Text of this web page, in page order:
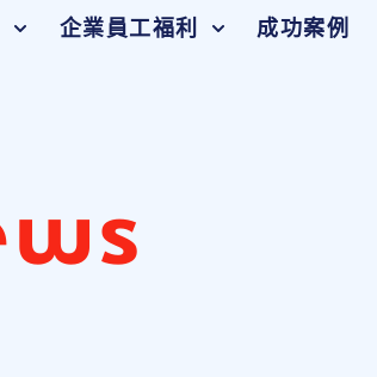
企業員工福利 成功案例